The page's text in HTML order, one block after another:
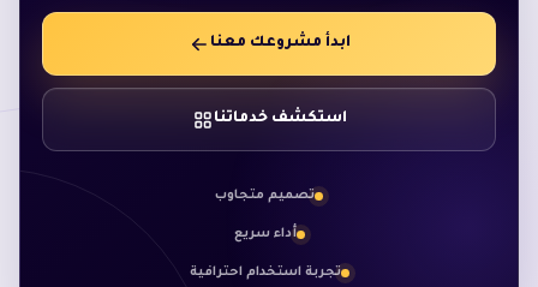
ابدأ مشروعك معنا
استكشف خدماتنا
تصميم متجاوب
أداء سريع
تجربة استخدام احترافية